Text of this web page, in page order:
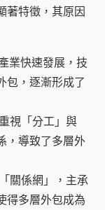
著特徵，其原因
業快速發展，技
包，逐漸形成了
視「分工」與
，導致了多層外
關係網」，主承
得多層外包成為